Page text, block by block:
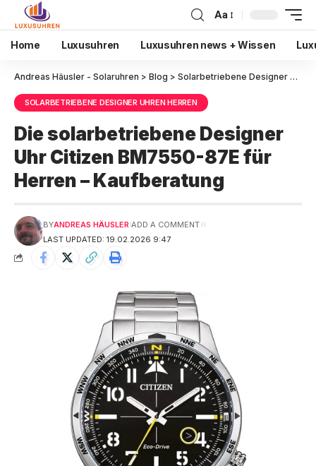
Aa
Home Luxusuhren Luxusuhren news + Wissen
Andreas Häusler - Solaruhren > Blog > Solarbetriebene Designer Uhren Herren
SOLARBETRIEBENE DESIGNER UHREN HERREN
Die solarbetriebene Designer
Uhr Citizen BM7550-87E für
Herren – Kaufberatung
LAST UPDATED: 19.02.2026 9:47
BYANDREAS HÄUSLER ADD A COMMENT